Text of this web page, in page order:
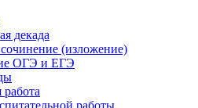
декада
(изложение)
ОГЭ и ЕГЭ
работа